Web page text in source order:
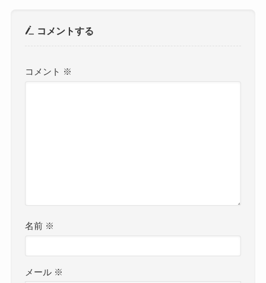
コメントする
コメント ※
名前 ※
メール ※